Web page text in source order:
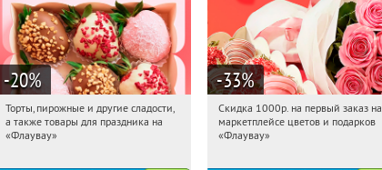
-20%
16:57:52 Получили:
Россия
Торты, пирожные и другие сладости,
а также товары для праздника на
«Флаувау»
-33%
16:57:52 Получили:
Россия
Скидка 1000р. на первый заказ на
маркетплейсе цветов и подарков
«Флаувау»